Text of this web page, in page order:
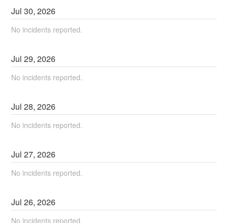
Jul30,2026
No incidents reported.
Jul29,2026
No incidents reported.
Jul28,2026
No incidents reported.
Jul27,2026
No incidents reported.
Jul26,2026
No incidents reported.